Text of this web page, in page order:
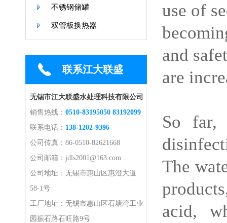
不锈钢储罐
双管板换热器
联系江大联盛
无锡市江大联盛水处理科技有限公司
销售热线： 0510-83195050 83192099
联系电话： 138-1202-9396
公司传真：86-0510-82621668
公司邮箱：jdls2001@163.com
公司地址：无锡市惠山区惠澄大道
58-1号
工厂地址：无锡市惠山区石塘湾工业
园振石路石旺路9号
use of
and
are
So far,
The
acid,